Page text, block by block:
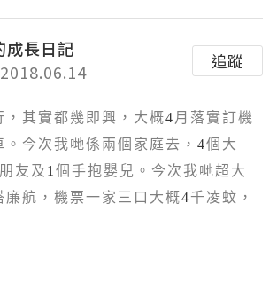
成長日記
追蹤
，其實都幾即興，大概4 月落實訂機
今次我哋係兩個家庭去， 4個大
友及 1 個手抱嬰兒。今次我哋超大
廉航，機票一家三口大概4千凌蚊，